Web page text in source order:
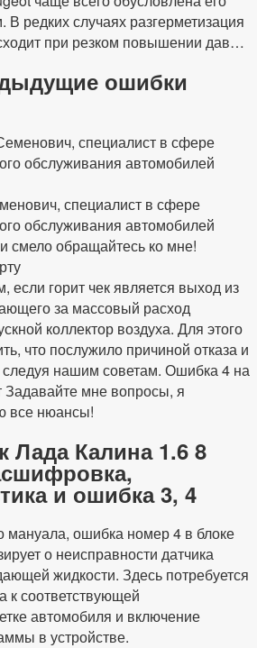
редких случаях разгерметизация
при резком повышении дав…
ошибки
специалист в сфере
обслуживания автомобилей
обращайтесь ко мне!
горит чек является выход из
за массовый расход
коллектор воздуха. Для этого
что послужило причиной отказа и
следуя нашим советам. Ошибка 4 на
Задавайте мне вопросы, я
все нюансы!
Калина 1.6 8
и ошибка 3, 4
мануала, ошибка номер 4 в блоке
о неисправности датчика
жидкости. Здесь потребуется
к соответствующей
автомобиля и включение
в устройстве.